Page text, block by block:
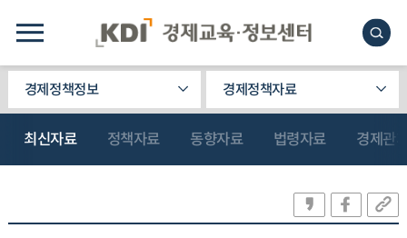
경제정책정보 경제정책자료
최신자료 정책자료 동향자료 법령자료 경제관